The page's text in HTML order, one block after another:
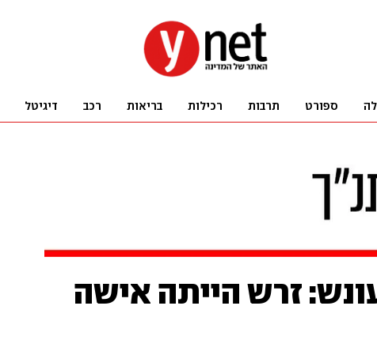
ספורט תרבות רכילות בריאות רכב דיגיטל
זרש הייתה אישה